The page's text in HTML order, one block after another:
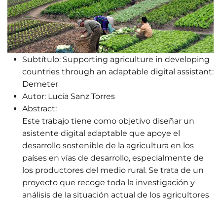
Subtítulo: Supporting agriculture in developing
countries through an adaptable digital assistant:
Demeter
Autor: Lucía Sanz Torres
Abstract:
Este trabajo tiene como objetivo diseñar un
asistente digital adaptable que apoye el
desarrollo sostenible de la agricultura en los
países en vías de desarrollo, especialmente de
los productores del medio rural. Se trata de un
proyecto que recoge toda la investigación y
análisis de la situación actual de los agricultores